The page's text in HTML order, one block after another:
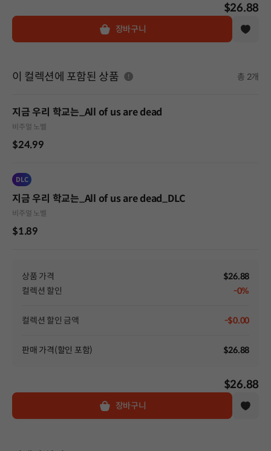
$26.88
장바구니
이 컬렉션에 포함된 상품 총 2개
지금 우리 학교는_All of us are dead
비주얼 노벨
$24.99
DLC
지금 우리 학교는_All of us are dead_DLC
비주얼 노벨
$1.89
상품 가격
$26.88
컬렉션 할인
-0%
컬렉션 할인 금액 -$0.00
판매 가격(할인 포함) $26.88
$26.88
장바구니